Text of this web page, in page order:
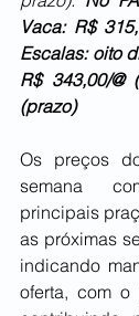
Vaca: R$
Escalas: oito
R$ 343,00/@
(prazo)
Os preços
semana
principais
as próximas
indicando
oferta, com